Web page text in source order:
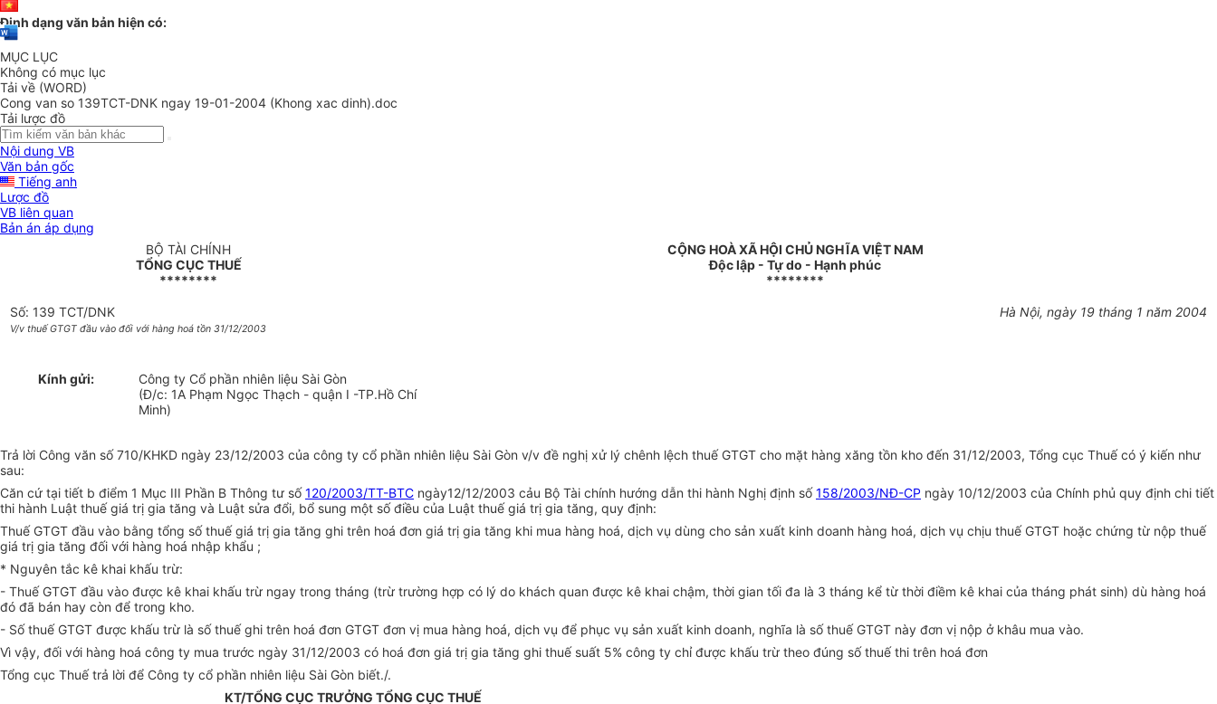
Định dạng văn bản hiện có:
MỤC LỤC
Không có mục lục
Tải về (WORD)
Cong van so 139TCT-DNK ngay 19-01-2004 (Khong xac dinh).doc
Tải lược đồ
Nội dung VB
Văn bản gốc
Tiếng anh
Lược đồ
VB liên quan
Bản án áp dụng
BỘ TÀI CHÍNH
TỔNG CỤC THUẾ
********
CỘNG HOÀ XÃ HỘI CHỦ NGHĨA VIỆT NAM
Độc lập - Tự do - Hạnh phúc
********
Số: 139 TCT/DNK
V/v thuế GTGT đầu vào đối với hàng hoá tồn 31/12/2003
Hà Nội, ngày 19 tháng 1 năm 2004
Kính gửi:
Công ty Cổ phần nhiên liệu Sài Gòn
(Đ/c: 1A Phạm Ngọc Thạch - quận I -TP.Hồ Chí
Minh)
Trả lời Công văn số 710/KHKD ngày 23/12/2003 của công ty cổ phần nhiên liệu Sài Gòn v/v đề nghị xử lý chênh lệch thuế GTGT cho mặt hàng xăng tồn kho đến 31/12/2003, Tổng cục Thuế có ý kiến như
sau:
Căn cứ tại tiết b điểm 1 Mục III Phần B Thông tư số120/2003/TT-BTC ngày12/12/2003 cảu Bộ Tài chính hướng dẫn thi hành Nghị định số158/2003/NĐ-CP ngày 10/12/2003 của Chính phủ quy định chi tiết
thi hành Luật thuế giá trị gia tăng và Luật sửa đổi, bổ sung một số điều của Luật thuế giá trị gia tăng, quy định:
Thuế GTGT đầu vào bằng tổng số thuế giá trị gia tăng ghi trên hoá đơn giá trị gia tăng khi mua hàng hoá, dịch vụ dùng cho sản xuất kinh doanh hàng hoá, dịch vụ chịu thuế GTGT hoặc chứng từ nộp thuế
giá trị gia tăng đối với hàng hoá nhập khẩu ;
* Nguyên tắc kê khai khấu trừ:
- Thuế GTGT đầu vào được kê khai khấu trừ ngay trong tháng (trừ trường hợp có lý do khách quan được kê khai chậm, thời gian tối đa là 3 tháng kể từ thời điềm kê khai của tháng phát sinh) dù hàng hoá
đó đã bán hay còn để trong kho.
- Số thuế GTGT được khấu trừ là số thuế ghi trên hoá đơn GTGT đơn vị mua hàng hoá, dịch vụ để phục vụ sản xuất kinh doanh, nghĩa là số thuế GTGT này đơn vị nộp ở khâu mua vào.
Vì vậy, đối với hàng hoá công ty mua trước ngày 31/12/2003 có hoá đơn giá trị gia tăng ghi thuế suất 5% công ty chỉ được khấu trừ theo đúng số thuế thi trên hoá đơn
Tổng cục Thuế trả lời để Công ty cổ phần nhiên liệu Sài Gòn biết./.
KT/TỔNG CỤC TRƯỞNG TỔNG CỤC THUẾ